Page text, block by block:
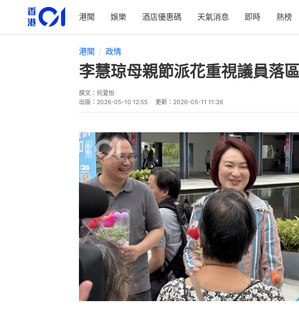
港聞 娛樂 酒店優惠碼 天氣消息 即時 熱榜
港聞 政情
李慧琼母親節派花重視議員落
撰文： 何夏怡
出版： 2026-05-10 12:55 更新： 2026-05-11 11:36